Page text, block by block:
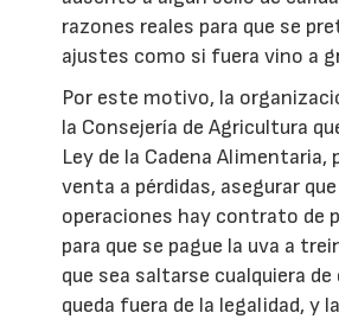
razones reales para que se
ajustes como si fuera vino a
Por este motivo, la
la Consejería de Agricultura
Ley de la Cadena Alimentaria,
venta a pérdidas, asegurar
operaciones hay contrato de
para que se pague la uva a
que sea saltarse cualquiera
queda fuera de la legalidad, y la